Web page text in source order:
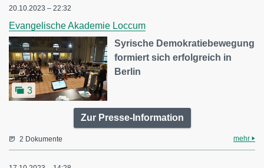
20.10.2023 – 22:32
Evangelische Akademie Loccum
3
Syrische Demokratiebewegung
formiert sich erfolgreich in
Berlin
Zur Presse-Information
2 Dokumente mehr